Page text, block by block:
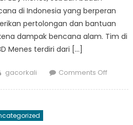
di Indonesia yang berperan
pertolongan dan bantuan
dampak bencana alam. Tim di
Menes terdiri dari […]
Author
gacorkali Comments Offon